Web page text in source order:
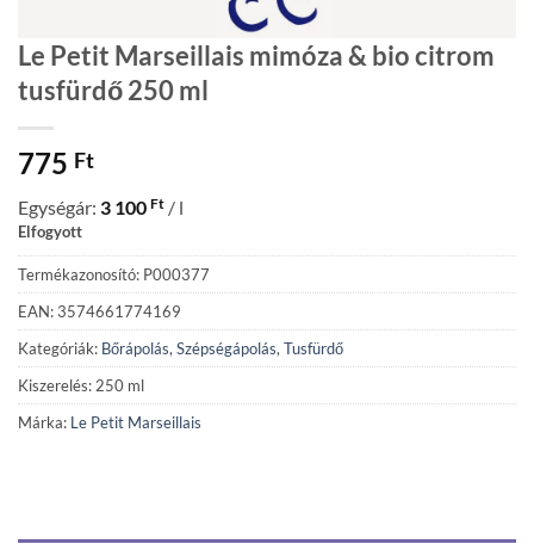
Le Petit Marseillais mimóza & bio citrom
tusfürdő 250 ml
775 Ft
Egységár: 3 100 Ft / l
Elfogyott
Termékazonosító: P000377
EAN: 3574661774169
Kategóriák: Bőrápolás,Szépségápolás,Tusfürdő
Kiszerelés: 250 ml
Márka: Le Petit Marseillais